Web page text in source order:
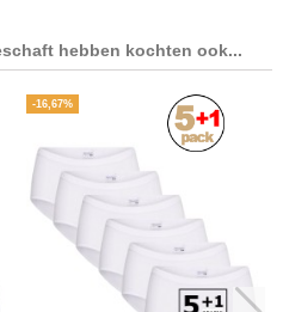
hebben kochten ook...
-16,67%